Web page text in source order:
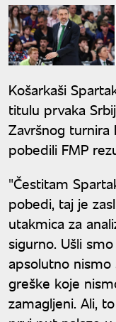
Košarkaši
titulu prvaka
Završnog turnira
pobedili FMP
"Čestitam
pobedi, taj je
utakmica za
sigurno. Ušli
apsolutno
greške koje
zamagljeni. Ali,